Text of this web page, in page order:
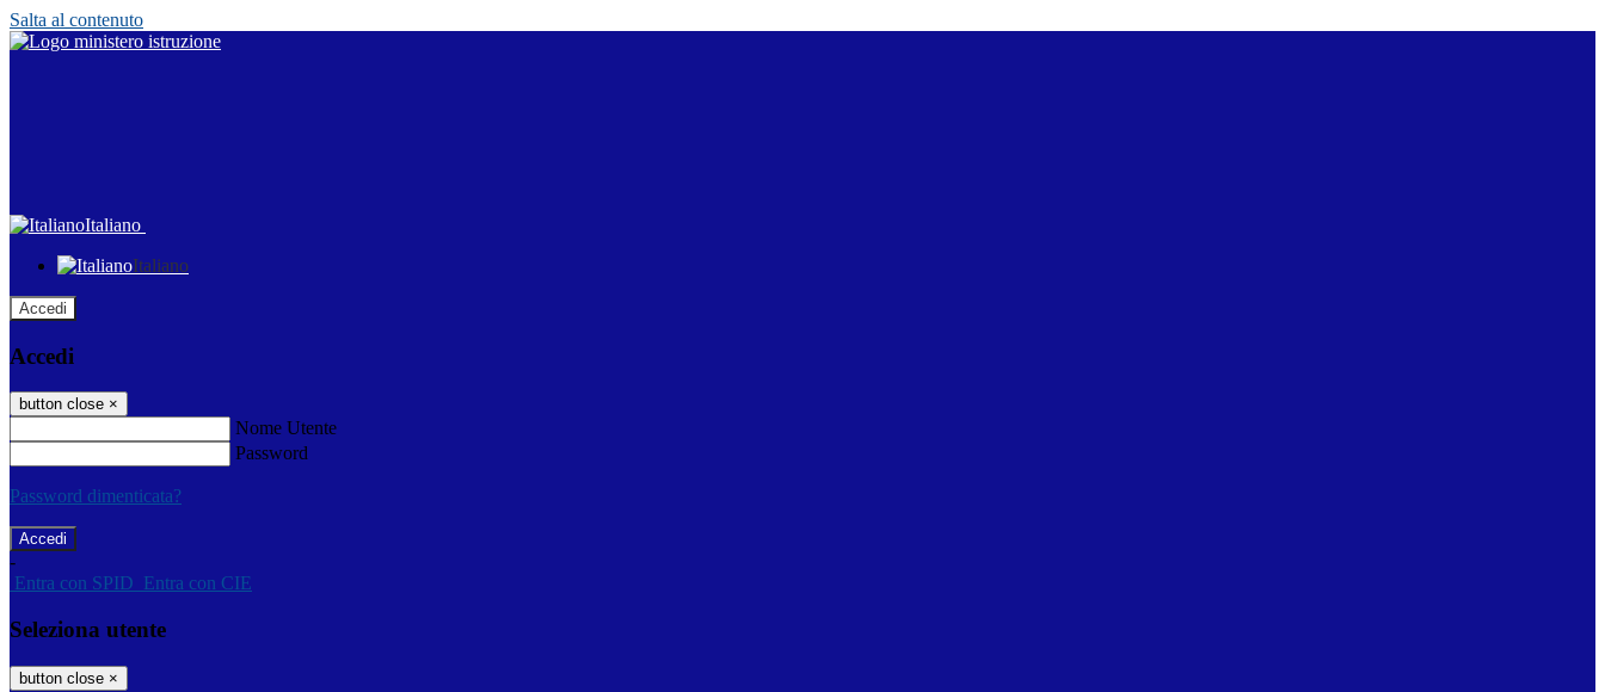
Salta al contenuto
Italiano
Italiano
Accedi
Accedi
button close ×
Nome Utente
Password
Password dimenticata?
-
Entra con SPID Entra con CIE
Seleziona utente
button close ×